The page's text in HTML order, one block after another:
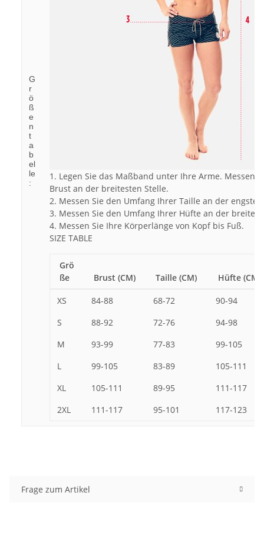
G
r
ö
ß
e
n
t
a
b
el
le
:
1. Legen Sie das Maßband unter Ihre Arme. Messen
Brust an der breitesten Stelle.
2. Messen Sie den Umfang Ihrer Taille an der
3. Messen Sie den Umfang Ihrer Hüfte an der
4. Messen Sie Ihre Körperlänge von Kopf bis Fuß.
SIZE TABLE
Grö
ße
Brust (CM) Taille (CM) Hüfte (CM)
XS 84-88 68-72
90-94
S
88-92 72-76
94-98
M
93-99 77-83
99-105
L
99-105 83-89
105-111
XL
105-111 89-95
111-117
2XL
111-117 95-101 117-123
Frage zum Artikel